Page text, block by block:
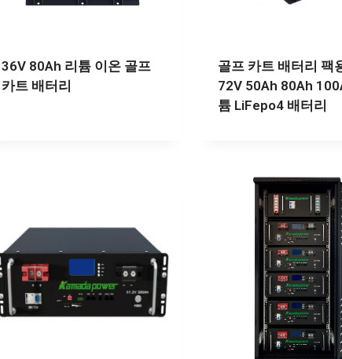
36V 80Ah 리튬 이온 골프
카트 배터리
골프 카트 배터리 팩
72V 50Ah 80Ah
튬 LiFepo4 배터리